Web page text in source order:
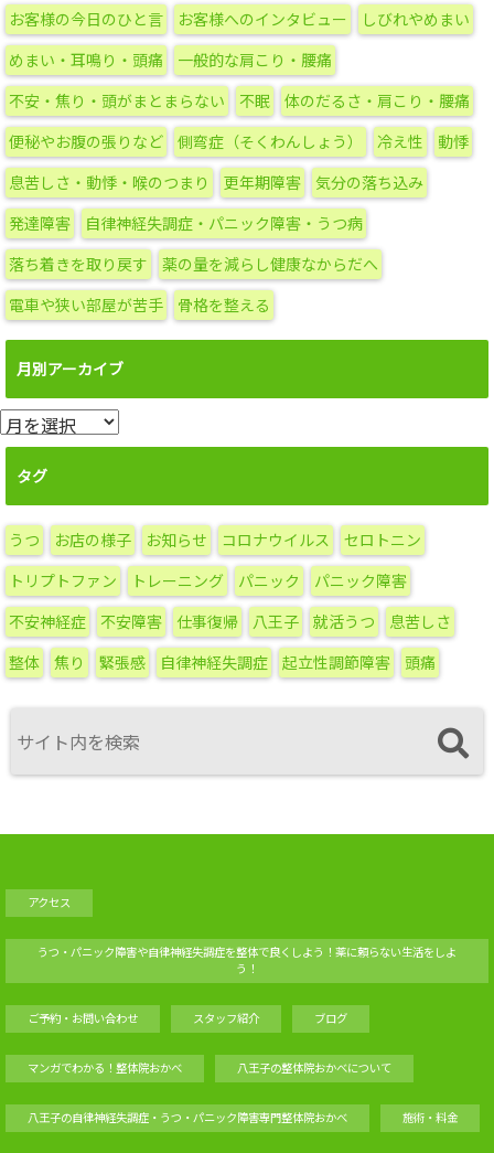
リ
ー
お客様の今日のひと言 お客様へのインタビュー しびれやめまい
めまい・耳鳴り・頭痛 一般的な肩こり・腰痛
不安・焦り・頭がまとまらない 不眠 体のだるさ・肩こり・腰痛
便秘やお腹の張りなど 側弯症（そくわんしょう） 冷え性 動悸
息苦しさ・動悸・喉のつまり 更年期障害 気分の落ち込み
発達障害 自律神経失調症・パニック障害・うつ病
落ち着きを取り戻す 薬の量を減らし健康なからだへ
電車や狭い部屋が苦手 骨格を整える
月別アーカイブ
月
別
ー
カ
イ
ブ
タグ
うつ お店の様子 お知らせ コロナウイルス セロトニン
トリプトファン トレーニング パニック パニック障害
不安神経症 不安障害 仕事復帰 八王子 就活うつ 息苦しさ
整体 焦り 緊張感 自律神経失調症 起立性調節障害 頭痛
アクセス
うつ・パニック障害や自律神経失調症を整体で良くしよう！薬に頼らない生活をしよ
う！
ご予約・お問い合わせ スタッフ紹介 ブログ
マンガでわかる！整体院おかべ 八王子の整体院おかべについて
八王子の自律神経失調症・うつ・パニック障害専門整体院おかべ 施術・料金